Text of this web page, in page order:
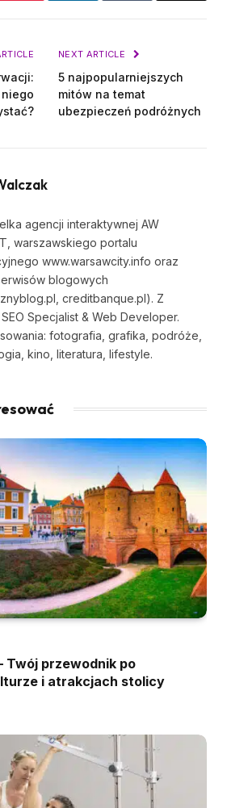
NEXT ARTICLE
5 najpopularniejszych
mitów na temat
ubezpieczeń podróżnych
agencji interaktywnej AW
warszawskiego portalu
www.warsawcity.info oraz
blogowych
creditbanque.pl). Z
Specjalist & Web Developer.
fotografia, grafika, podróże,
kino, literatura, lifestyle.
Twój przewodnik po
i atrakcjach stolicy